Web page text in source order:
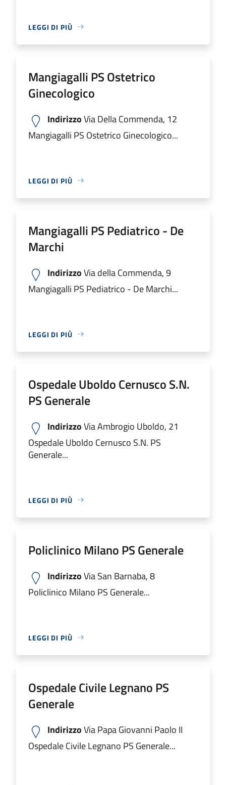
LEGGI DI PIÙ
Mangiagalli PS Ostetrico
Ginecologico
IndirizzoVia Della Commenda, 12
Mangiagalli PS Ostetrico Ginecologico...
LEGGI DI PIÙ
Mangiagalli PS Pediatrico - De
Marchi
IndirizzoVia della Commenda, 9
Mangiagalli PS Pediatrico - De Marchi...
LEGGI DI PIÙ
Ospedale Uboldo Cernusco S.N.
PS Generale
IndirizzoVia Ambrogio Uboldo, 21
Ospedale Uboldo Cernusco S.N. PS
Generale...
LEGGI DI PIÙ
Policlinico Milano PS Generale
IndirizzoVia San Barnaba, 8
Policlinico Milano PS Generale...
LEGGI DI PIÙ
Ospedale Civile Legnano PS
Generale
IndirizzoVia Papa Giovanni Paolo II
Ospedale Civile Legnano PS Generale...